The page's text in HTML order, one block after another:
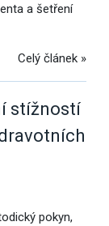
a šetření
Celý článek »
stížností
pokyn,